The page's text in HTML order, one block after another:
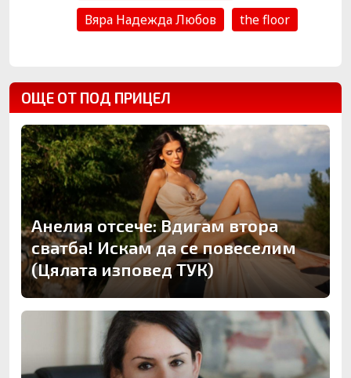
Вяра Надежда Любов
the floor
ОЩЕ ОТ ПОД ПРИЦЕЛ
Анелия отсече: Вдигам втора
сватба! Искам да се повеселим
(Цялата изповед ТУК)